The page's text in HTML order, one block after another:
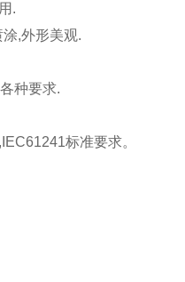
.
,外形美观.
种要求.
标准要求。